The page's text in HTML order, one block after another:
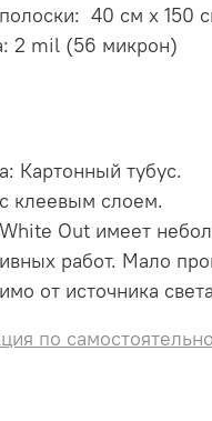
40 см х 150
2 mil (56 микрон)
Картонный тубус.
клеевым слоем.
Out имеет
работ. Мало
от источника
по